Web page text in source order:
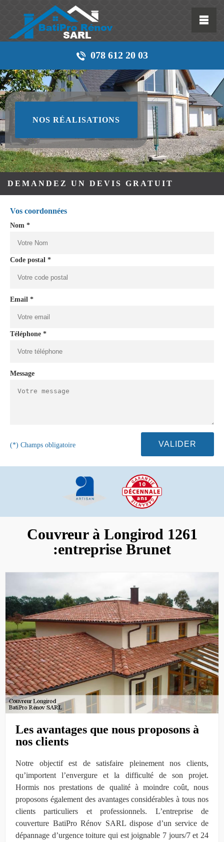
078 612 20 03
NOS RÉALISATIONS
DEMANDEZ UN DEVIS GRATUIT
Vos coordonnées
Nom *
Code postal *
Email *
Téléphone *
Message
(*) Champs obligatoire
Couvreur à Longirod 1261
:entreprise Brunet
Les avantages que nous proposons à
nos clients
Notre objectif est de satisfaire pleinement nos clients,
qu’importent l’envergure et la difficulté de son projet.
Hormis nos prestations de qualité à moindre coût, nous
proposons également des avantages considérables à tous nos
clients particuliers et professionnels. L’entreprise de
couverture BatiPro Rénov SARL dispose d’un service de
dépannage d’urgence toiture qui est joignable 7 jours/7 et 24